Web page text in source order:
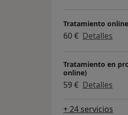
Tratamiento
60 € Detalles
Tratamiento en
online)
59 € Detalles
+ 24 servicios